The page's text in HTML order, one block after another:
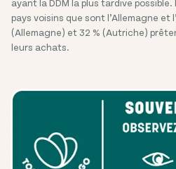
ayant la DDM la plus tardive
pays voisins que sont l’Allemagne et
(Allemagne) et 32 % (Autriche)
leurs achats.